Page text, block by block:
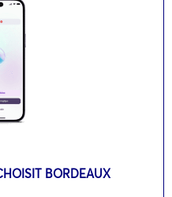
BORDEAUX